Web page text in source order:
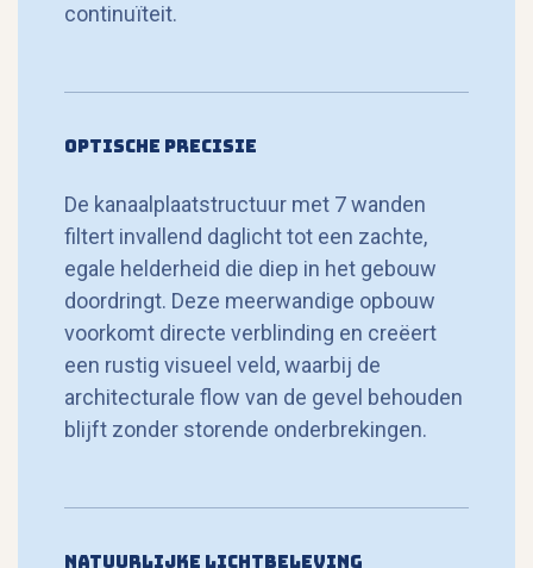
continuïteit.
Optische Precisie
De kanaalplaatstructuur met 7 wanden
filtert invallend daglicht tot een zachte,
egale helderheid die diep in het gebouw
doordringt. Deze meerwandige opbouw
voorkomt directe verblinding en creëert
een rustig visueel veld, waarbij de
architecturale flow van de gevel behouden
blijft zonder storende onderbrekingen.
Natuurlijke lichtbeleving